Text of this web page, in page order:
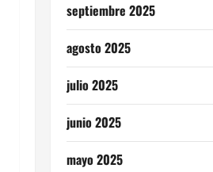
septiembre 2025
agosto 2025
julio 2025
junio 2025
mayo 2025